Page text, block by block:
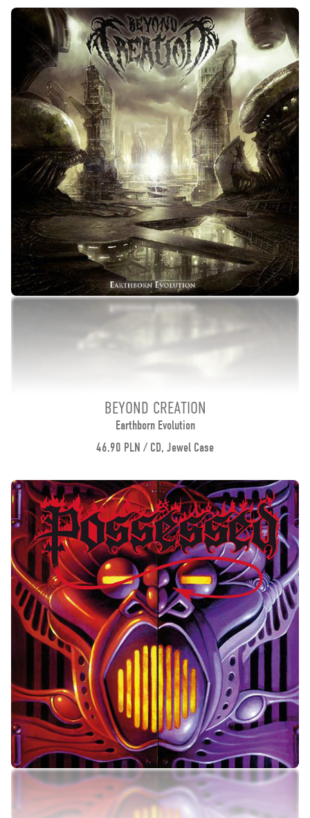
BEYOND CREATION
Earthborn Evolution
46.90 PLN / CD, Jewel Case